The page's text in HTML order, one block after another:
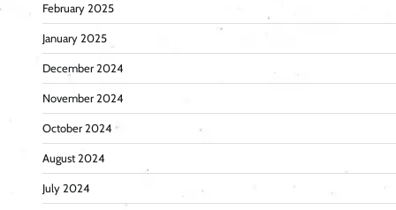
February 2025
January 2025
December 2024
November 2024
October 2024
August 2024
July 2024